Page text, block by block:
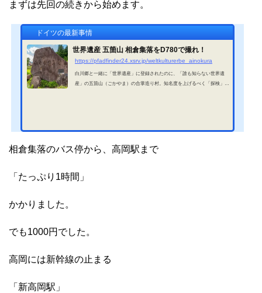
まずは先回の続きから始めます。
ドイツの最新事情
世界遺産 五箇山 相倉集落をD780で撮れ！
https://pfadfinder24.xsrv.jp/weltkulturerbe_ainokura
白川郷と一緒に「世界遺産」に登録されたのに、「誰も知らない世界遺
産」の五箇山（ごかやま）の合掌造り村。知名度を上げるべく「探検」に
菅沼集落はこの前紹介したので、今回は相倉集落です。「あいのくら」と
読みます。27の家屋中、20棟...
相倉集落のバス停から、高岡駅まで
「たっぷり1時間」
かかりました。
でも1000円でした。
高岡には新幹線の止まる
「新高岡駅」